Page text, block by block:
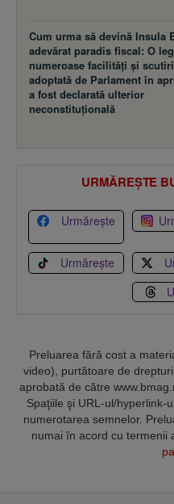
Cum urma să devină Insula
adevărat paradis fiscal: O
numeroase facilităţi şi
adoptată de Parlament în
a fost declarată ulterior
neconstituţională
URMĂREȘTE
Urmărește
Urmărește
Preluarea fără cost a
video), purtătoare de
aprobată de către
Spaţiile şi URL-ul/hyperlink-
numerotarea semnelor.
numai în acord cu termenii